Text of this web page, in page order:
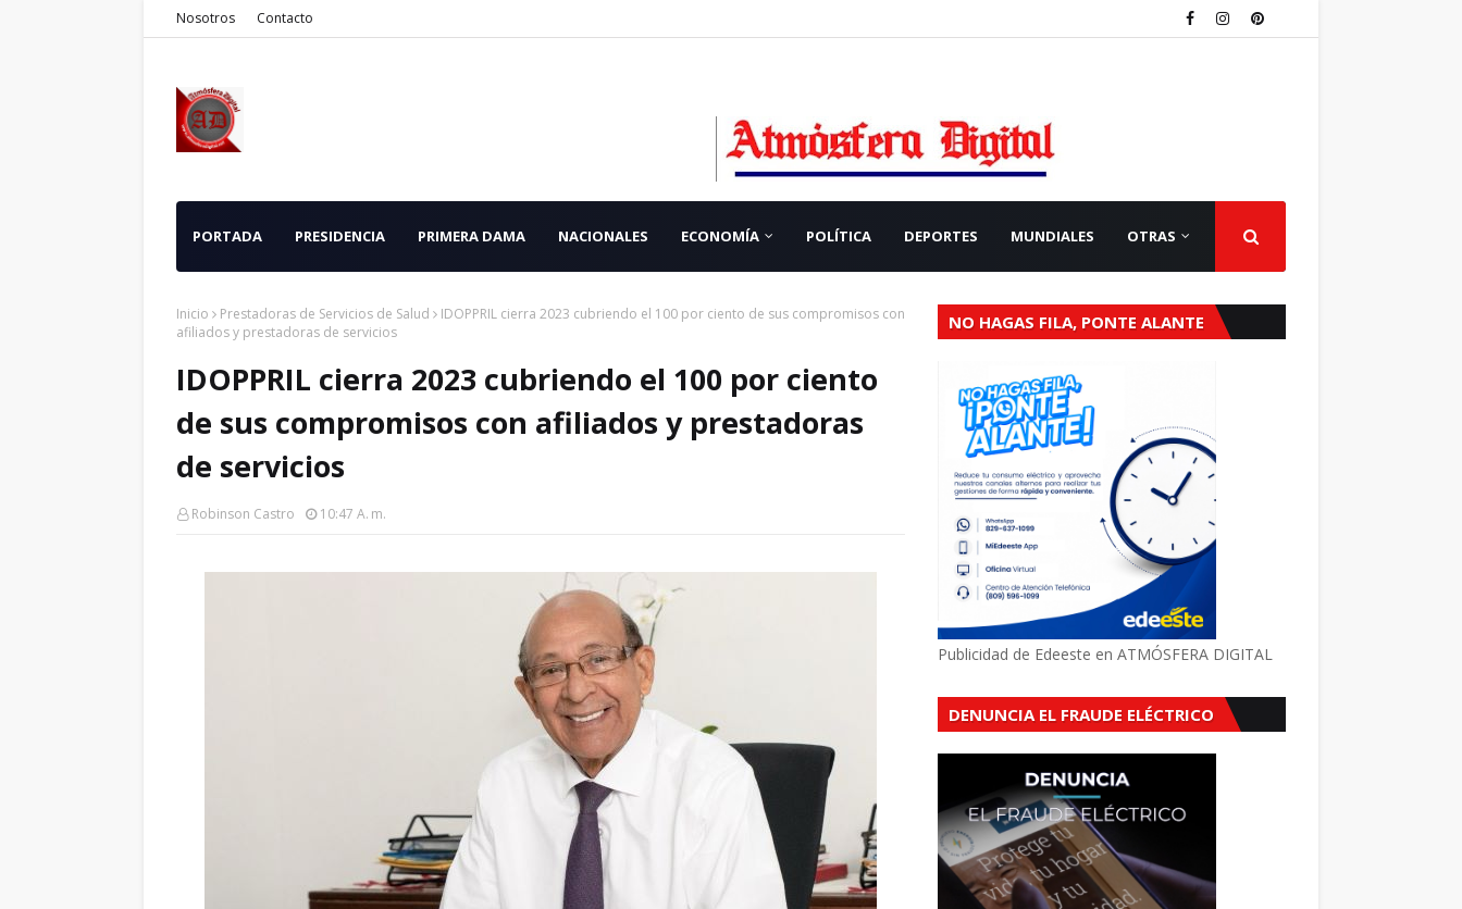
Nosotros Contacto
PORTADA PRESIDENCIA PRIMERA DAMA NACIONALES ECONOMÍA POLÍTICA DEPORTES MUNDIALES OTRAS
Inicio Prestadoras de Servicios de Salud
IDOPPRIL cierra 2023 cubriendo el 100 por ciento de sus compromisos con
afiliados y prestadoras de servicios
IDOPPRIL cierra 2023 cubriendo el 100 por ciento
de sus compromisos con afiliados y prestadoras
de servicios
Robinson Castro 10:47 A. M.
NO HAGAS FILA, PONTE ALANTE
Publicidad de Edeeste en ATMÓSFERA DIGITAL
DENUNCIA EL FRAUDE ELÉCTRICO